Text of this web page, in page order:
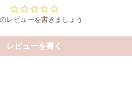
レビューを書きましょう
レビューを書く